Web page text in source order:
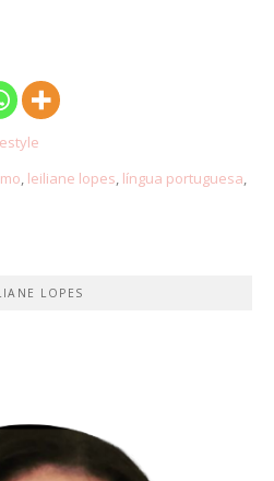
, leiliane lopes, língua portuguesa,
LOPES